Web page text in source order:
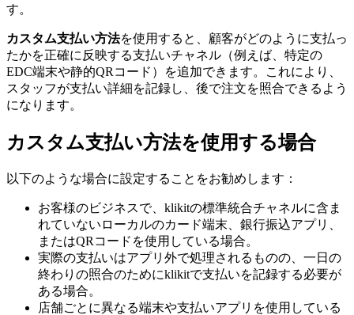
す。
カスタム支払い方法を使用すると、顧客がどのように支払っ
たかを正確に反映する支払いチャネル（例えば、特定の
EDC端末や静的QRコード）を追加できます。これにより、
スタッフが支払い詳細を記録し、後で注文を照合できるよう
になります。
カスタム支払い方法を使用する場合
以下のような場合に設定することをお勧めします：
お客様のビジネスで、klikitの標準統合チャネルに含ま
れていないローカルのカード端末、銀行振込アプリ、
またはQRコードを使用している場合。
実際の支払いはアプリ外で処理されるものの、一日の
終わりの照合のためにklikitで支払いを記録する必要が
ある場合。
店舗ごとに異なる端末や支払いアプリを使用している